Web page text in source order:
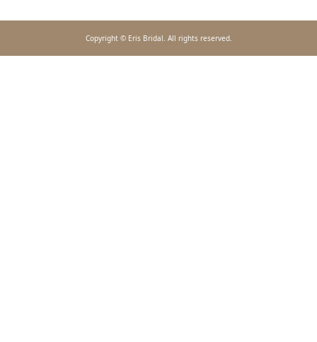
Copyright © Eris Bridal. All rights reserved.